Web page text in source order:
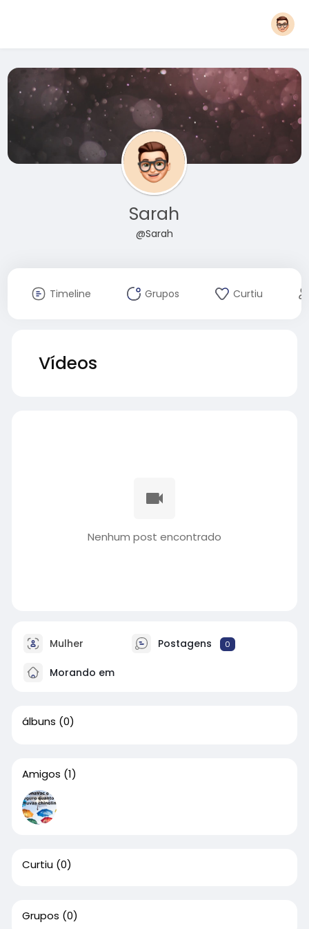
Sarah
@Sarah
Timeline Grupos Curtiu
Vídeos
Nenhum post encontrado
Mulher Postagens 0
Morando em
álbuns (0)
Amigos (1)
Curtiu (0)
Grupos (0)